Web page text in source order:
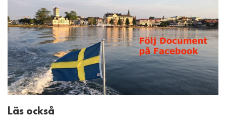
Läs också